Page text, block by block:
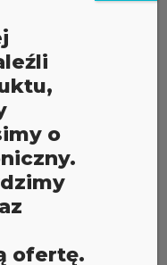
zdjęcia i nagrania
które
firmowe,
rozświetlone
o
ofertę.